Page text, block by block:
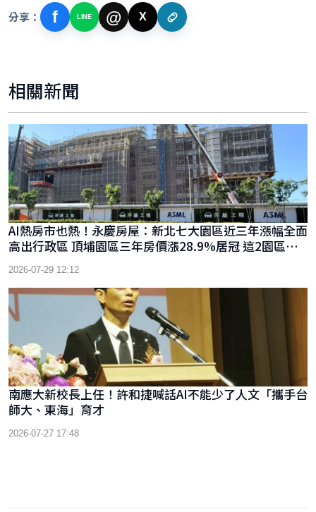
分享： f LINE @ X
相關新聞
AI熱房市也熱！永慶房屋：新北七大園區近三年漲幅全面
高出行政區 頂埔園區三年房價漲28.9%居冠 這2園區房
價比行政區高逾2成
2026-07-29 12:12
南應大新校長上任！許和捷喊話AI不能少了人文「攜手台
師大、東海」育才
2026-07-27 17:48